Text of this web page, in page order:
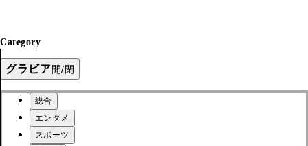
Category
グラビア開/閉
総合
エンタメ
スポーツ